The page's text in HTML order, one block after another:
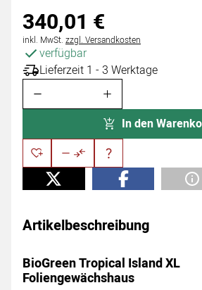
340,01 €
Steuerhinweis:
inkl. MwSt. zzgl. Versandkosten
verfügbar
Lieferzeit 1 - 3 Werktage
In den
Artikelbeschreibung
BioGreen Tropical Island XL
Foliengewächshaus